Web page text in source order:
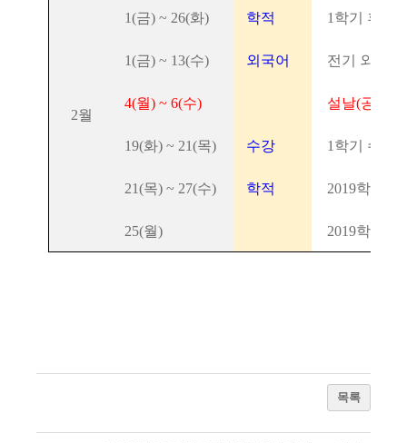
2월
1(금) ~ 26(화) 학적 1학기 휴/복
1(금) ~ 13(수) 외국어 전기 외국
4(월) ~ 6(수) 설날(공휴일
19(화) ~ 21(목) 수강 1학기 수강
21(목) ~ 27(수) 학적 2019학년도
25(월) 2019학년도
목록